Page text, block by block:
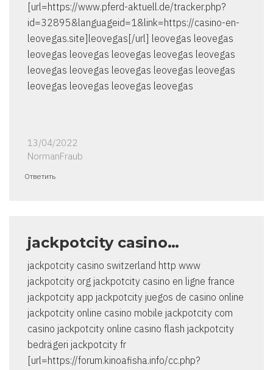
[url=https://www.pferd-aktuell.de/tracker.php?
id=32895&languageid=1&link=https://casino-en-
leovegas.site]leovegas[/url] leovegas leovegas
leovegas leovegas leovegas leovegas leovegas
leovegas leovegas leovegas leovegas leovegas
leovegas leovegas leovegas leovegas
13/04/2022
NormanFraub
Ответить
jackpotcity casino…
jackpotcity casino switzerland http www
jackpotcity org jackpotcity casino en ligne france
jackpotcity app jackpotcity juegos de casino online
jackpotcity online casino mobile jackpotcity com
casino jackpotcity online casino flash jackpotcity
bedrägeri jackpotcity fr
[url=https://forum.kinoafisha.info/cc.php?